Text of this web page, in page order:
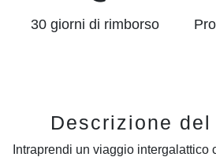
30 giorni di rimborso
Descrizione del
Intraprendi un viaggio intergalattico